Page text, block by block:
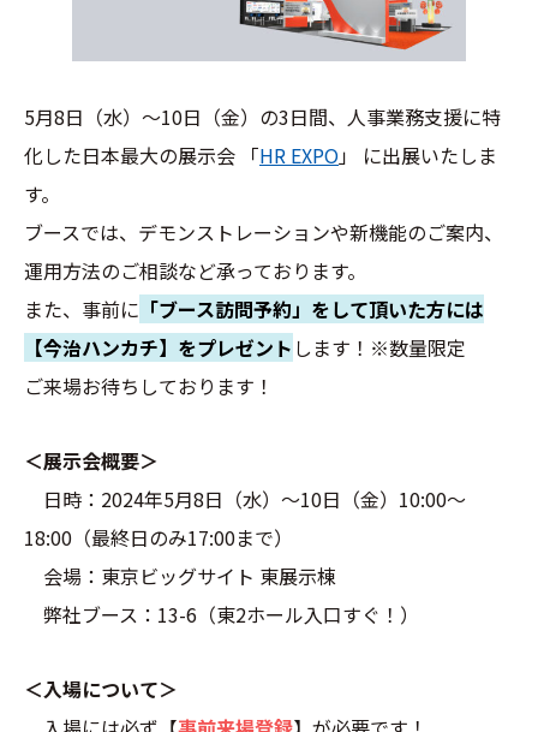
5月8日（水）〜10日（金）の3日間、人事業務支援に特
化した日本最大の展示会 「HR EXPO」 に出展いたしま
す。
ブースでは、デモンストレーションや新機能のご案内、
運用方法のご相談など承っております。
また、事前に 「ブース訪問予約」をして頂いた方には
【今治ハンカチ】をプレゼント します！※数量限定
ご来場お待ちしております！
＜展示会概要＞
日時：2024年5月8日（水）〜10日（金）10:00〜
18:00（最終日のみ17:00まで）
会場：東京ビッグサイト 東展示棟
弊社ブース：13-6（東2ホール入口すぐ！）
＜入場について＞